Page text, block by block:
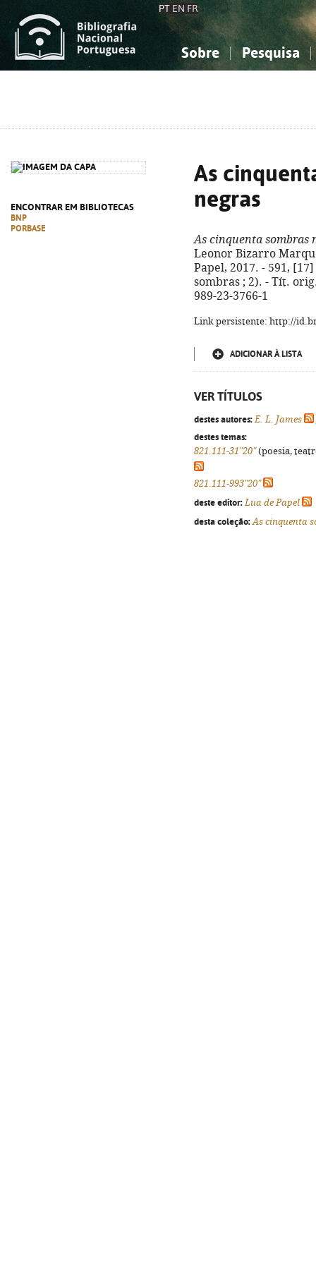
PT EN FR
Sobre Pesquisa
ENCONTRAR EM BIBLIOTECAS
BNP
PORBASE
As
negras
As cinquenta sombras
Leonor Bizarro
Papel, 2017. - 591,
sombras ; 2). - Tít.
989-23-3766-1
Link persistente: http://
ADICIONAR À LISTA
VER TÍTULOS
destes autores: E. L. James
destes temas:
821.111-31"20"(poesia,
821.111-993"20"
deste editor: Lua de Papel
desta coleção: As cinquenta